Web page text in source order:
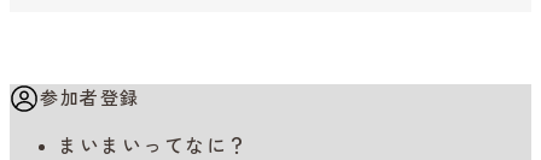
参加者登録
まいまいってなに？